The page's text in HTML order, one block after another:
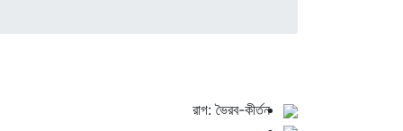
রাগ: ভৈরব-কীর্তন